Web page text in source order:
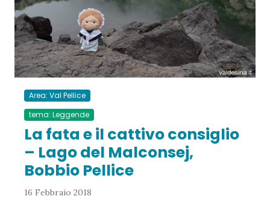
Area: Val Pellice
tema: Leggende
La fata e il cattivo consiglio
– Lago del Malconsej,
Bobbio Pellice
16 Febbraio 2018